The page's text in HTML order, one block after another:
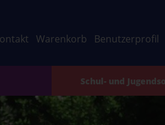
Warenkorb Benutzerprofil
Schul- und